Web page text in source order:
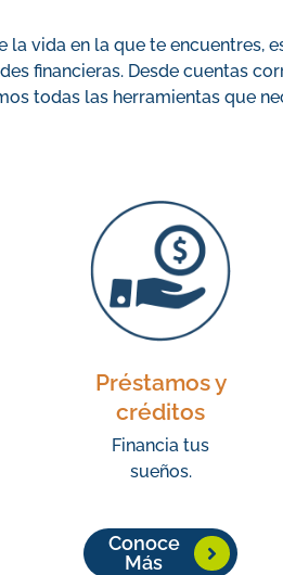
la vida en la que te encuentres,
financieras. Desde cuentas
todas las herramientas que
Préstamos y
créditos
Financia tus
sueños.
Conoce
Más